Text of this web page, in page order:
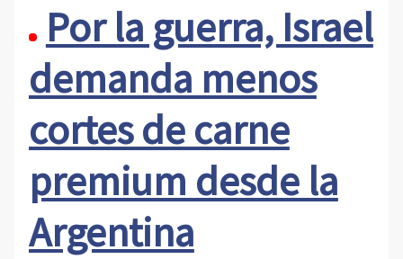
Por la guerra, Israel
demanda menos
cortes de carne
premium desde la
Argentina